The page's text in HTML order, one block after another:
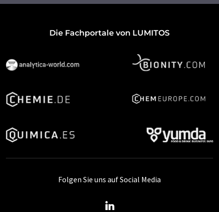
Die Fachportale von LUMITOS
Folgen Sie uns auf Social Media